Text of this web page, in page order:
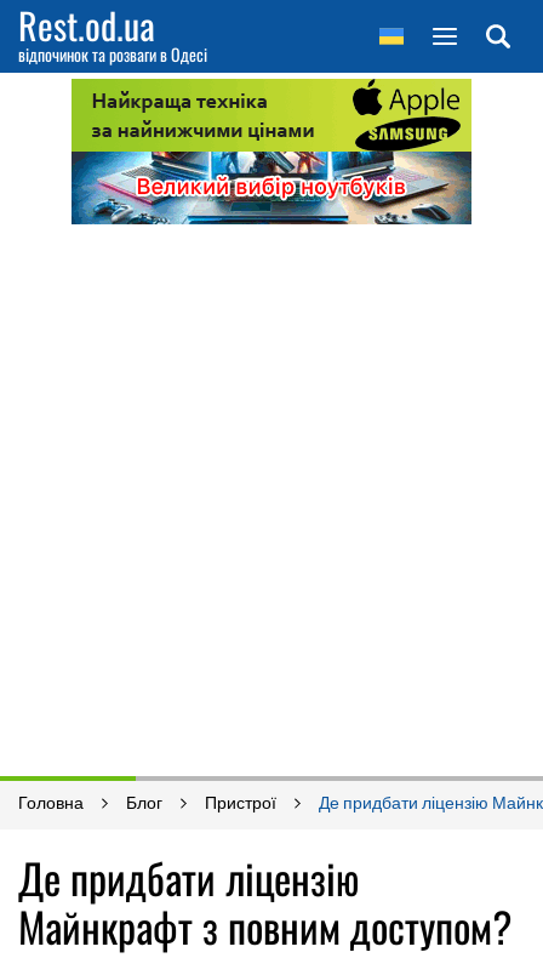
Rest.od.ua
відпочинок та розваги в Одесі
Головна Блог Пристрої Де придбати ліцензію
Де придбати ліцензію
Майнкрафт з повним доступом?